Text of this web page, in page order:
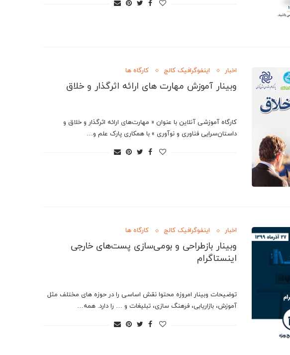
اخبار اینفوگرافیک کالج کارگاه ها
وبینار آموزش مهارت های ارائه اثرگذار و خلاق
کارگاه آموزشی آنلاین با عنوان « مهارت‌های ارائه اثرگذار و خلاق و
داستان‌سرایی فناوری و نوآوری » با همکاری پارک علم و…
اخبار اینفوگرافیک کالج کارگاه ها
وبینار بازطراحی و بومی‌سازی پست‌های خارجی
اینستاگرام
توضیحات وبینار امروزه محتوا نقش اساسی را در حوزه های مختلف مثل
آموزش، بازاریابی، فرهنگ سازی، تبلیغات و … را دارد. همه…